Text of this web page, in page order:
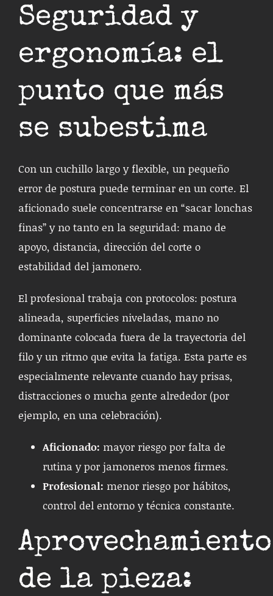
Seguridad y
ergonomía: el
punto que más
se subestima
Con un cuchillo largo y flexible, un pequeño
error de postura puede terminar en un corte. El
aficionado suele concentrarse en “sacar lonchas
finas” y no tanto en la seguridad: mano de
apoyo, distancia, dirección del corte o
estabilidad del jamonero.
El profesional trabaja con protocolos: postura
alineada, superficies niveladas, mano no
dominante colocada fuera de la trayectoria del
filo y un ritmo que evita la fatiga. Esta parte es
especialmente relevante cuando hay prisas,
distracciones o mucha gente alrededor (por
ejemplo, en una celebración).
Aficionado: mayor riesgo por falta de
rutina y por jamoneros menos firmes.
Profesional: menor riesgo por hábitos,
control del entorno y técnica constante.
Aprovechamiento
de la pieza: